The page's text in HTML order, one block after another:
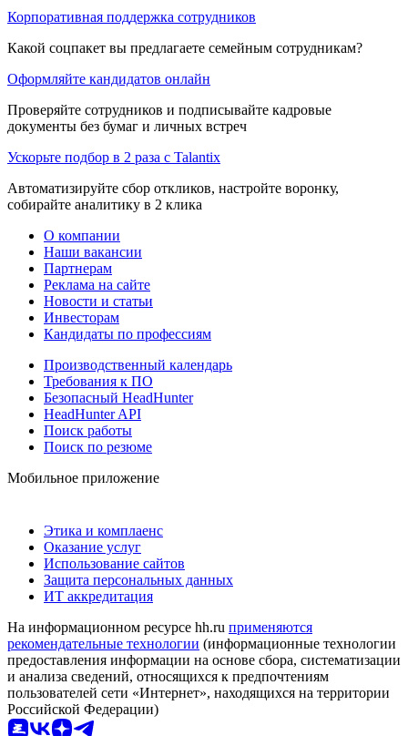
Корпоративная поддержка сотрудников
Какой соцпакет вы предлагаете семейным сотрудникам?
Оформляйте кандидатов онлайн
Проверяйте сотрудников и подписывайте кадровые
документы без бумаг и личных встреч
Ускорьте подбор в 2 раза с Talantix
Автоматизируйте сбор откликов, настройте воронку,
собирайте аналитику в 2 клика
О компании
Наши вакансии
Партнерам
Реклама на сайте
Новости и статьи
Инвесторам
Кандидаты по профессиям
Производственный календарь
Требования к ПО
Безопасный HeadHunter
HeadHunter API
Поиск работы
Поиск по резюме
Мобильное приложение
Этика и комплаенс
Оказание услуг
Использование сайтов
Защита персональных данных
ИТ аккредитация
На информационном ресурсе hh.ru применяются
рекомендательные технологии (информационные технологии
предоставления информации на основе сбора, систематизации
и анализа сведений, относящихся к предпочтениям
пользователей сети «Интернет», находящихся на территории
Российской Федерации)